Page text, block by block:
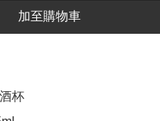
加至購物車
杯